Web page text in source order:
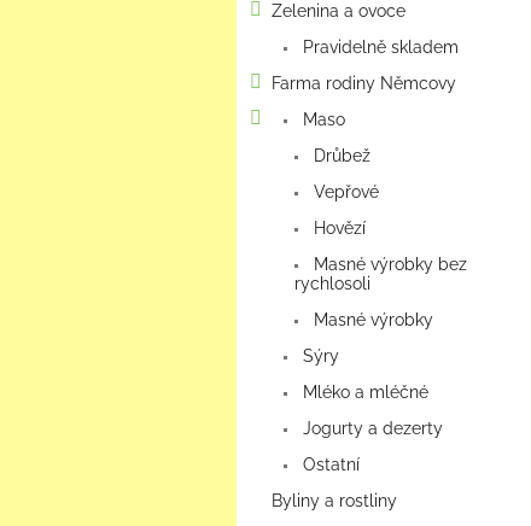
Zelenina a ovoce
Pravidelně skladem
Farma rodiny Němcovy
Maso
Drůbež
Vepřové
Hovězí
Masné výrobky bez
rychlosoli
Masné výrobky
Sýry
Mléko a mléčné
Jogurty a dezerty
Ostatní
Byliny a rostliny